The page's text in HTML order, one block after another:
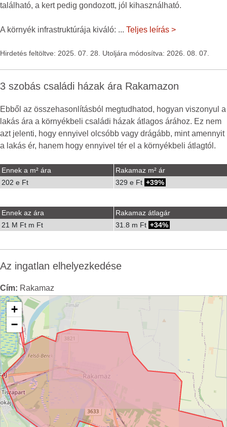
található, a kert pedig gondozott, jól kihasználható.
A környék infrastruktúrája kiváló: ... Teljes leírás >
Hirdetés feltöltve: 2025. 07. 28. Utoljára módosítva: 2026. 08. 07.
3 szobás családi házak ára Rakamazon
Ebből az összehasonlításból megtudhatod, hogyan viszonyul a
lakás ára a környékbeli családi házak átlagos árához. Ez nem
azt jelenti, hogy ennyivel olcsóbb vagy drágább, mint amennyit
a lakás ér, hanem hogy ennyivel tér el a környékbeli átlagtól.
Ennek a m² ára
Rakamaz m² ár
202 e Ft
329 e Ft 39%
Ennek az ára
Rakamaz átlagár
21 M Ft m Ft
31.8 m Ft 34%
Az ingatlan elhelyezkedése
Cím: Rakamaz
+
−